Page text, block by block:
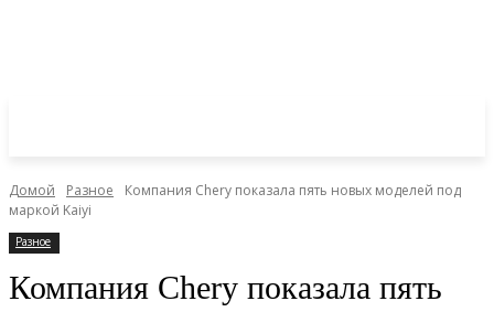
Домой Разное
Компания Chery показала пять новых моделей под
маркой Kaiyi
Разное
Компания Chery показала пять